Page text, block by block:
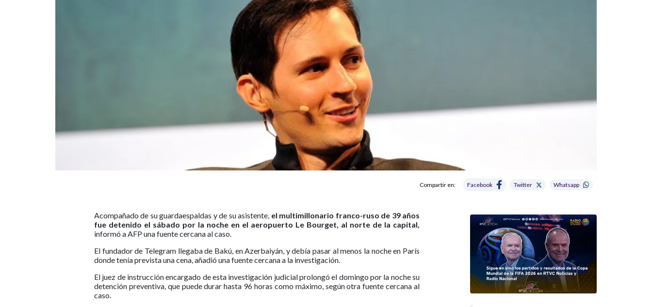
Compartir en: Facebook Twitter Whatsapp
Acompañado de su guardaespaldas y de su asistente, el multimillonario franco-ruso de 39 años
fue detenido el sábado por la noche en el aeropuerto Le Bourget, al norte de la capital,
informó a AFP una fuente cercana al caso.
El fundador de Telegram llegaba de Bakú, en Azerbaiyán, y debía pasar al menos la noche en París
donde tenía prevista una cena, añadió una fuente cercana a la investigación.
El juez de instrucción encargado de esta investigación judicial prolongó el domingo por la noche su
detención preventiva, que puede durar hasta 96 horas como máximo, según otra fuente cercana al
caso.